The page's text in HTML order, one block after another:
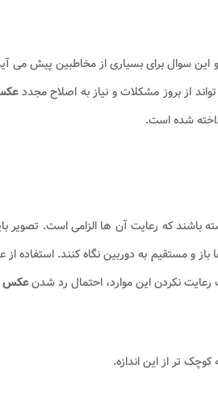
سوال برای بسیاری از مخاطبین پیش می
از بروز مشکلات و نیاز به اصلاح مجدد
شده است.
باشند که رعایت آن ها الزامی است. تصویر
مستقیم به دوربین نگاه کنند. استفاده از
نکردن این موارد، احتمال رد شدنعکس